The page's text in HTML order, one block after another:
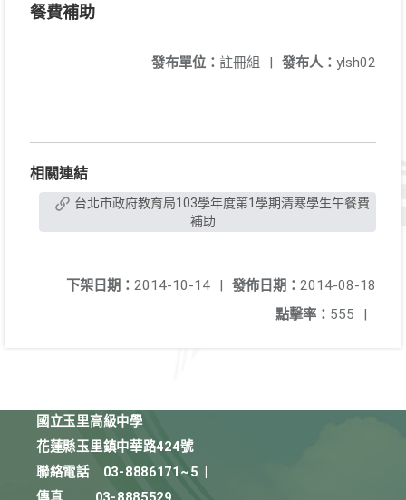
餐費補助
發布人： ylsh02
發布單位： 註冊組 |
相關連結
補助
發佈日期： 2014-08-18
下架日期： 2014-10-14
|
點擊率： 555 |
國立玉里高級中學
花蓮縣玉里鎮中華路424號
聯絡電話
03-8886171~5